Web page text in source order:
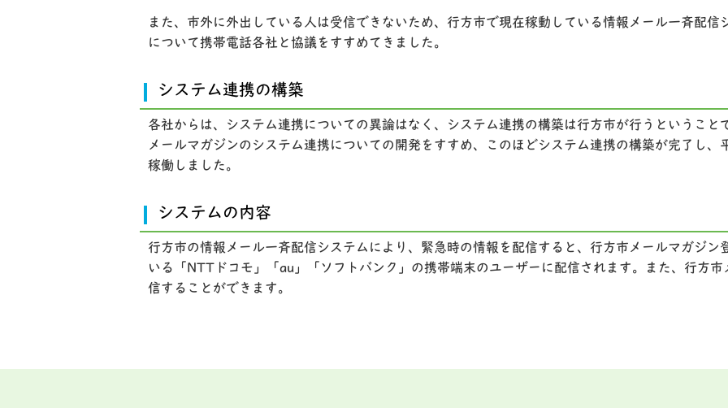
また、市外に外出している人は受信できないため、行方市で現在稼動している情報メール一斉配信
について携帯電話各社と協議をすすめてきました。
システム連携の構築
各社からは、システム連携についての異論はなく、システム連携の構築は行方市が行うというこ
メールマガジンのシステム連携についての開発をすすめ、このほどシステム連携の構築が完了し
稼働しました。
システムの内容
行方市の情報メール一斉配信システムにより、緊急時の情報を配信すると、行方市メールマガジン
いる「NTTドコモ」「au」「ソフトバンク」の携帯端末のユーザーに配信されます。また、行方
信することができます。